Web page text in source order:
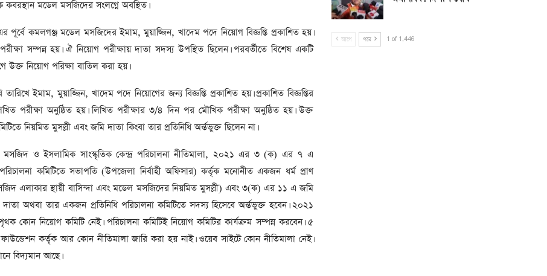
কবরস্থান মডেল মসজিদের সংলগ্নে অবস্থিত।
কমলগঞ্জ মডেল মসজিদের ইমাম, মুয়াজ্জিন, খাদেম পদে নিয়োগ বিজ্ঞপ্তি প্রকাশিত হয়।
সম্পন্ন হয়। ঐ নিয়োগ পরীক্ষায় দাতা সদস্য উপস্থিত ছিলেন। পরবর্তীতে বিশেষ একটি
নিয়োগ পরিক্ষা বাতিল করা হয়।
ইমাম, মুয়াজ্জিন, খাদেম পদে নিয়োগের জন্য বিজ্ঞপ্তি প্রকাশিত হয়। প্রকাশিত বিজ্ঞপ্তির
পরীক্ষা অনুষ্ঠিত হয়। লিখিত পরীক্ষার ৩/৪ দিন পর মৌখিক পরীক্ষা অনুষ্ঠিত হয়। উক্ত
নিয়মিত মুসল্লী এবং জমি দাতা কিংবা তার প্রতিনিধি অর্ন্তভুক্ত ছিলেন না।
ও ইসলামিক সাংস্কৃতিক কেন্দ্র পরিচালনা নীতিমালা, ২০২১ এর ৩ (ক) এর ৭ এ
কমিটিতে সভাপতি (উপজেলা নির্বাহী অফিসার) কর্তৃক মনোনীত একজন ধর্ম প্রাণ
এলাকার স্থায়ী বাসিন্দা এবং মডেল মসজিদের নিয়মিত মুসল্লী) এবং ৩(ক) এর ১১ এ জমি
অথবা তার একজন প্রতিনিধি পরিচালনা কমিটিতে সদস্য হিসেবে অর্ন্তভুক্ত হবেন। ২০২১
কোন নিয়োগ কমিটি নেই। পরিচালনা কমিটিই নিয়োগ কমিটির কার্যক্রম সম্পন্ন করবেন। ৫
কর্তৃক আর কোন নীতিমালা জারি করা হয় নাই। ওয়েব সাইটে কোন নীতিমালা নেই।
বিদ্যমান আছে।
আগে পরে 1 of 1,446
জারি
মিলল রেকর্ড
টাকা
নির্বাচনি
পর্যটন